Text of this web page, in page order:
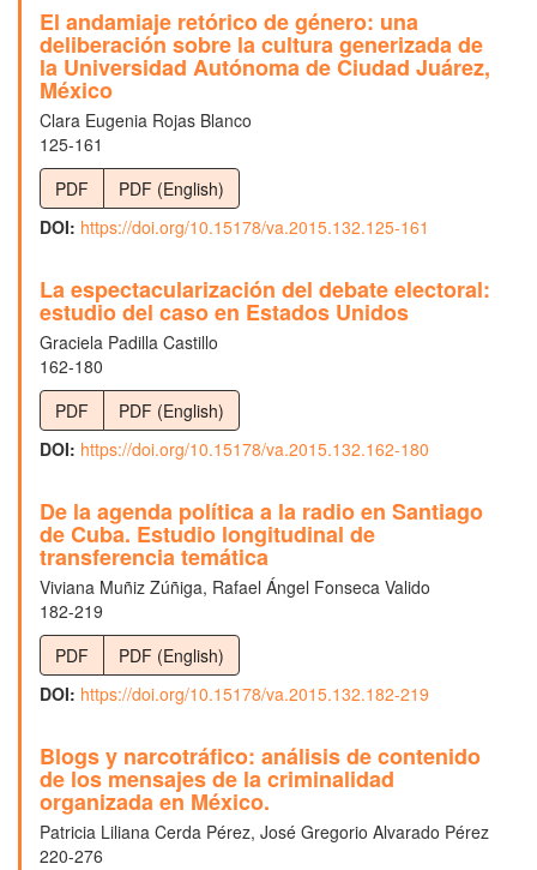
El andamiaje retórico de género: una
deliberación sobre la cultura generizada de
la Universidad Autónoma de Ciudad Juárez,
México
Clara Eugenia Rojas Blanco
125-161
PDF
PDF (English)
DOI: https://doi.org/10.15178/va.2015.132.125-161
La espectacularización del debate electoral:
estudio del caso en Estados Unidos
Graciela Padilla Castillo
162-180
PDF
PDF (English)
DOI: https://doi.org/10.15178/va.2015.132.162-180
De la agenda política a la radio en Santiago
de Cuba. Estudio longitudinal de
transferencia temática
Viviana Muñiz Zúñiga, Rafael Ángel Fonseca Valido
182-219
PDF
PDF (English)
DOI: https://doi.org/10.15178/va.2015.132.182-219
Blogs y narcotráfico: análisis de contenido
de los mensajes de la criminalidad
organizada en México.
Patricia Liliana Cerda Pérez, José Gregorio Alvarado Pérez
220-276